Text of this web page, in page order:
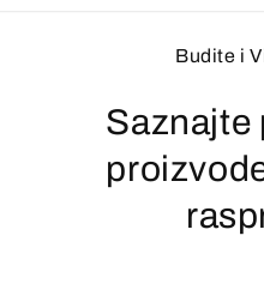
Budite i
Saznajte